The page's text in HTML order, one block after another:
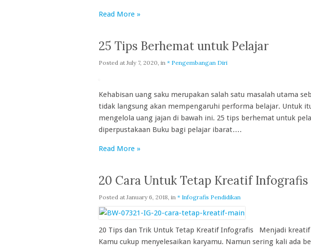
Read More »
25 Tips Berhemat untuk Pelajar
Posted at July 7, 2020 , in * Pengembangan Diri
Kehabisan uang saku merupakan salah satu masalah utama
tidak langsung akan mempengaruhi performa belajar. Untuk
mengelola uang jajan di bawah ini. 25 tips berhemat untuk
diperpustakaan Buku bagi pelajar ibarat….
Read More »
20 Cara Untuk Tetap Kreatif Infografis
Posted at January 6, 2018 , in * Infografis Pendidikan
20 Tips dan Trik Untuk Tetap Kreatif Infografis Menjadi
Kamu cukup menyelesaikan karyamu. Namun sering kali ada